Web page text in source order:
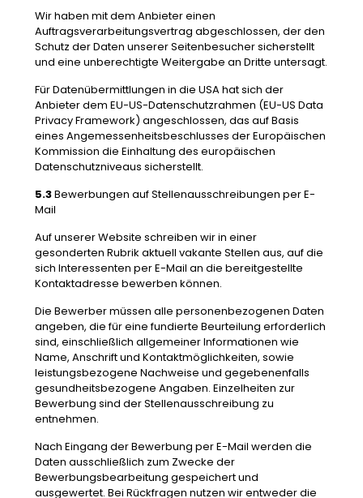
Wir haben mit dem Anbieter einen
Auftragsverarbeitungsvertrag abgeschlossen, der den
Schutz der Daten unserer Seitenbesucher sicherstellt
und eine unberechtigte Weitergabe an Dritte untersagt.
Für Datenübermittlungen in die USA hat sich der
Anbieter dem EU-US-Datenschutzrahmen (EU-US Data
Privacy Framework) angeschlossen, das auf Basis
eines Angemessenheitsbeschlusses der Europäischen
Kommission die Einhaltung des europäischen
Datenschutzniveaus sicherstellt.
5.3Bewerbungen auf Stellenausschreibungen per E-
Mail
Auf unserer Website schreiben wir in einer
gesonderten Rubrik aktuell vakante Stellen aus, auf die
sich Interessenten per E-Mail an die bereitgestellte
Kontaktadresse bewerben können.
Die Bewerber müssen alle personenbezogenen Daten
angeben, die für eine fundierte Beurteilung erforderlich
sind, einschließlich allgemeiner Informationen wie
Name, Anschrift und Kontaktmöglichkeiten, sowie
leistungsbezogene Nachweise und gegebenenfalls
gesundheitsbezogene Angaben. Einzelheiten zur
Bewerbung sind der Stellenausschreibung zu
entnehmen.
Nach Eingang der Bewerbung per E-Mail werden die
Daten ausschließlich zum Zwecke der
Bewerbungsbearbeitung gespeichert und
ausgewertet. Bei Rückfragen nutzen wir entweder die